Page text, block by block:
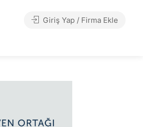
Giriş Yap / Firma Ekle